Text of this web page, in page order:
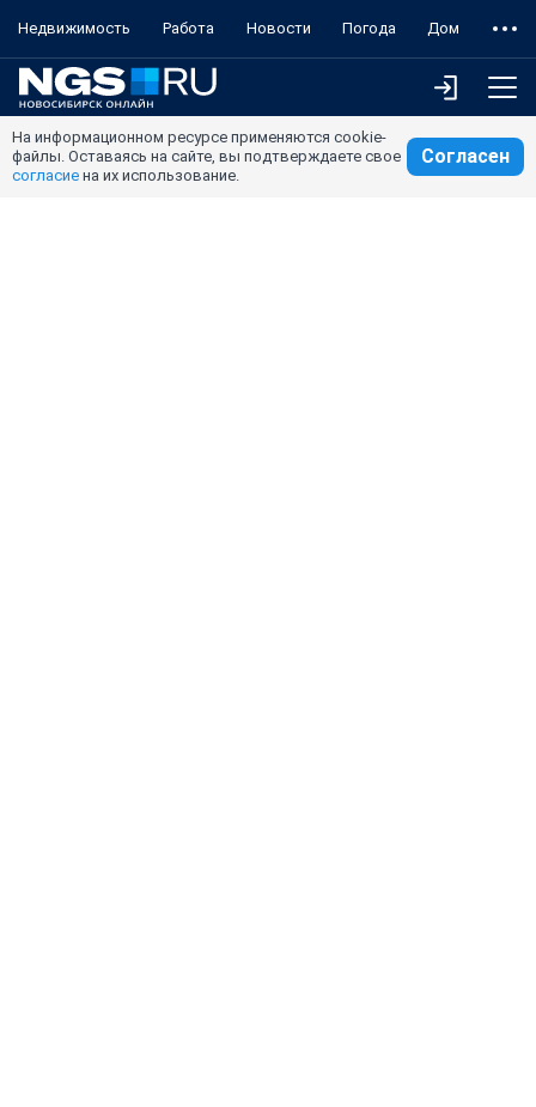
Недвижимость Работа Новости Погода Дом
На информационном ресурсе применяются cookie-
файлы. Оставаясь на сайте, вы подтверждаете свое
согласие на их использование.
Согласен